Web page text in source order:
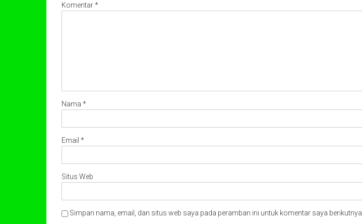
Komentar*
Nama *
Email *
Situs Web
Simpan nama, email, dan situs web saya pada peramban ini untuk komentar saya berikutnya.